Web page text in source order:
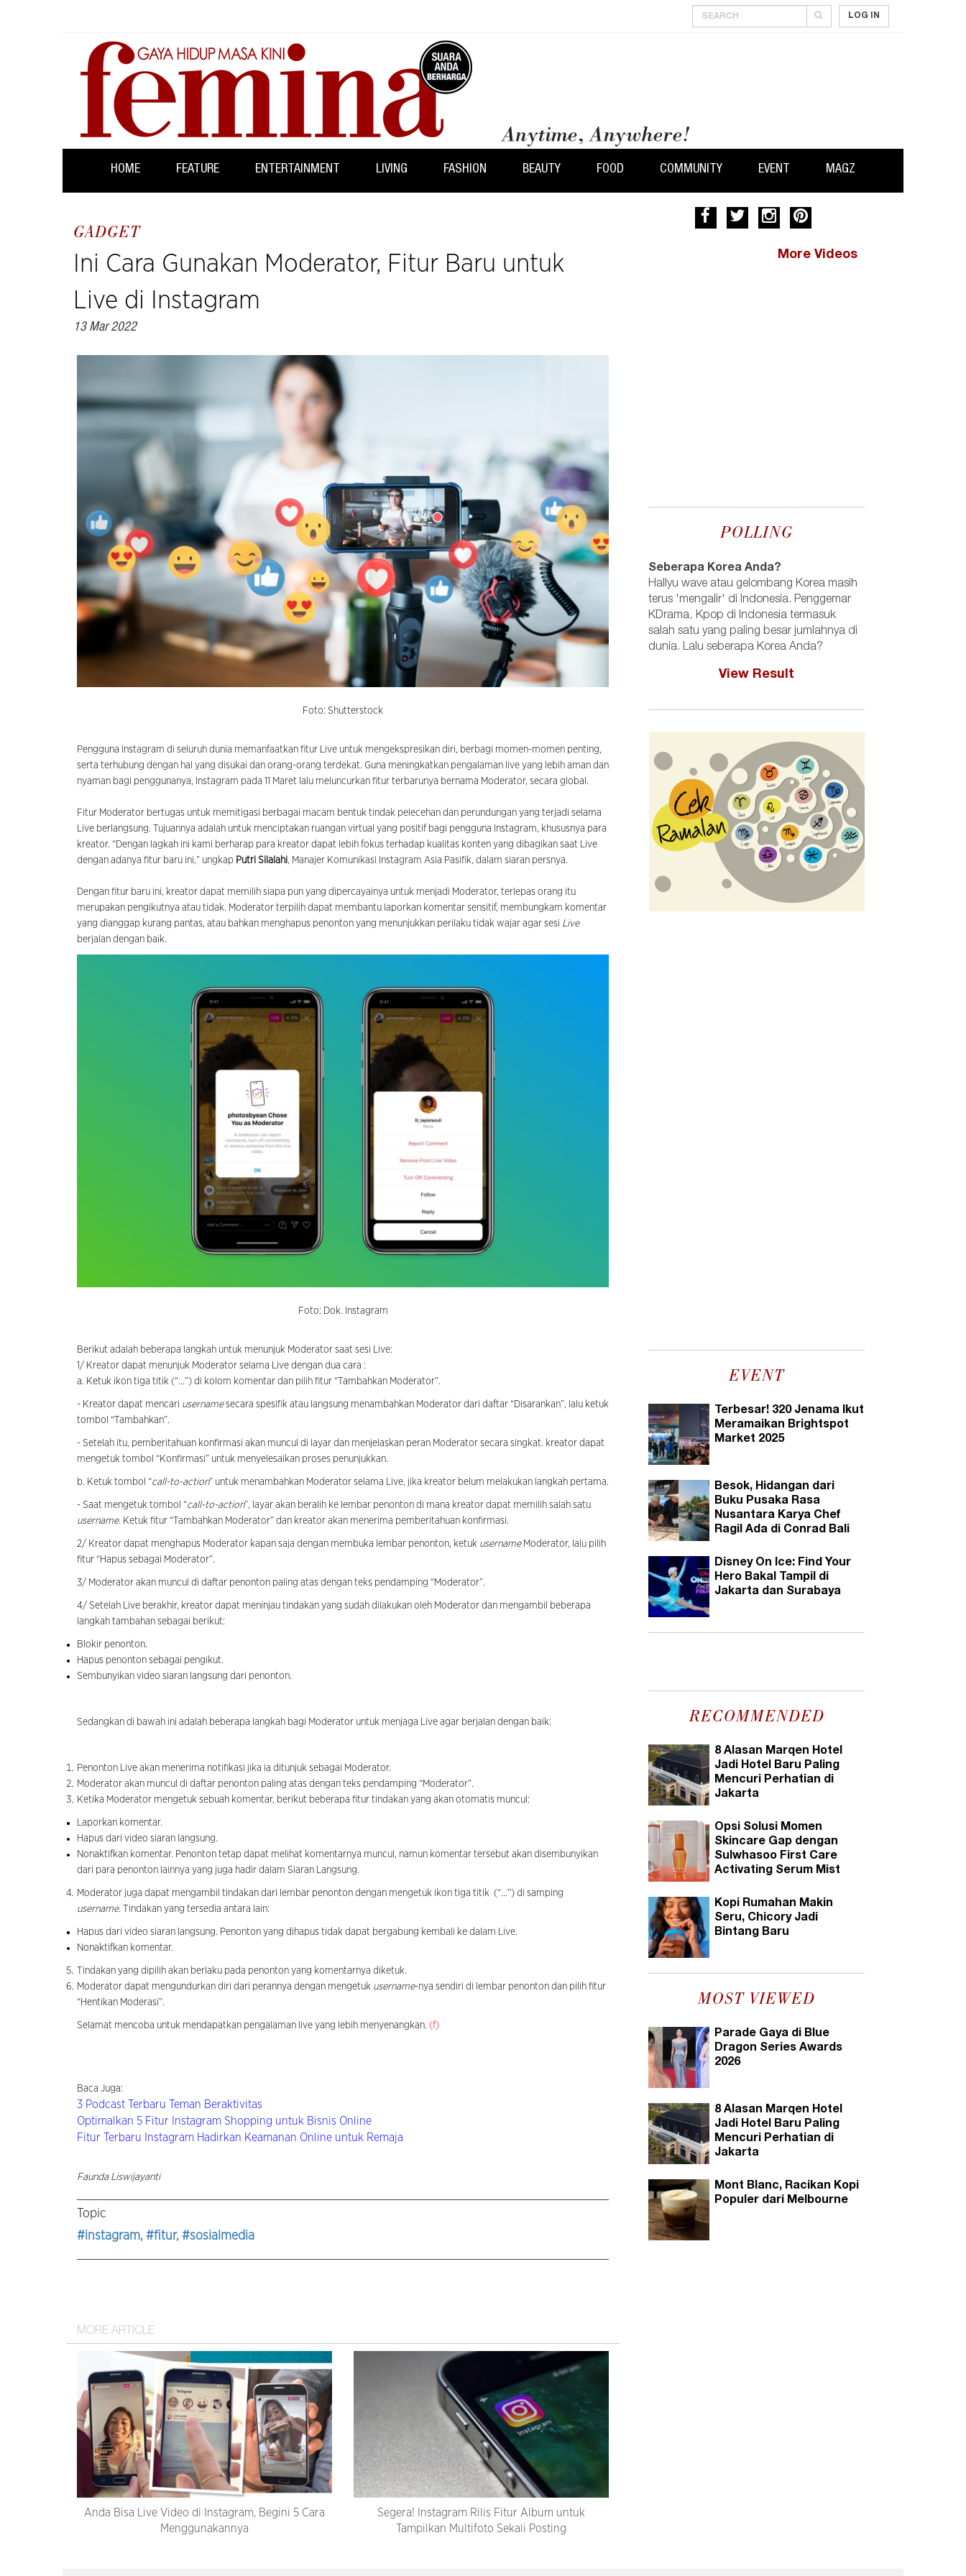
LOG IN
HOME FEATURE ENTERTAINMENT LIVING FASHION BEAUTY FOOD COMMUNITY EVENT MAGZ
GADGET
Ini Cara Gunakan Moderator, Fitur Baru untuk
Live di Instagram
13 Mar 2022
Foto: Shutterstock
Pengguna Instagram di seluruh dunia memanfaatkan fitur Live untuk mengekspresikan diri, berbagi momen-momen penting,
serta terhubung dengan hal yang disukai dan orang-orang terdekat. Guna meningkatkan pengalaman live yang lebih aman dan
nyaman bagi penggunanya, Instagram pada 11 Maret lalu meluncurkan fitur terbarunya bernama Moderator, secara global.
Fitur Moderator bertugas untuk memitigasi berbagai macam bentuk tindak pelecehan dan perundungan yang terjadi selama
Live berlangsung. Tujuannya adalah untuk menciptakan ruangan virtual yang positif bagi pengguna Instagram, khususnya para
kreator. “Dengan lagkah ini kami berharap para kreator dapat lebih fokus terhadap kualitas konten yang dibagikan saat Live
dengan adanya fitur baru ini,” ungkap Putri Silalahi, Manajer Komunikasi Instagram Asia Pasifik, dalam siaran persnya.
Dengan fitur baru ini, kreator dapat memilih siapa pun yang dipercayainya untuk menjadi Moderator, terlepas orang itu
merupakan pengikutnya atau tidak. Moderator terpilih dapat membantu laporkan komentar sensitif, membungkam komentar
yang dianggap kurang pantas, atau bahkan menghapus penonton yang menunjukkan perilaku tidak wajar agar sesi Live
berjalan dengan baik.
Foto: Dok. Instagram
Berikut adalah beberapa langkah untuk menunjuk Moderator saat sesi Live:
1/ Kreator dapat menunjuk Moderator selama Live dengan dua cara :
a. Ketuk ikon tiga titik (“...”) di kolom komentar dan pilih fitur “Tambahkan Moderator”.
- Kreator dapat mencari usernamesecara spesifik atau langsung menambahkan Moderator dari daftar “Disarankan”, lalu ketuk
tombol “Tambahkan”.
- Setelah itu, pemberitahuan konfirmasi akan muncul di layar dan menjelaskan peran Moderator secara singkat. kreator dapat
mengetuk tombol “Konfirmasi” untuk menyelesaikan proses penunjukkan.
b. Ketuk tombol “call-to-action” untuk menambahkan Moderator selama Live, jika kreator belum melakukan langkah pertama.
- Saat mengetuk tombol “call-to-action”, layar akan beralih ke lembar penonton di mana kreator dapat memilih salah satu
username. Ketuk fitur “Tambahkan Moderator” dan kreator akan menerima pemberitahuan konfirmasi.
2/ Kreator dapat menghapus Moderator kapan saja dengan membuka lembar penonton, ketuk usernameModerator, lalu pilih
fitur “Hapus sebagai Moderator”.
3/ Moderator akan muncul di daftar penonton paling atas dengan teks pendamping “Moderator”.
4/ Setelah Live berakhir, kreator dapat meninjau tindakan yang sudah dilakukan oleh Moderator dan mengambil beberapa
langkah tambahan sebagai berikut:
Blokir penonton.
Hapus penonton sebagai pengikut.
Sembunyikan video siaran langsung dari penonton.
Sedangkan di bawah ini adalah beberapa langkah bagi Moderator untuk menjaga Live agar berjalan dengan baik:
Penonton Live akan menerima notifikasi jika ia ditunjuk sebagai Moderator.
Moderator akan muncul di daftar penonton paling atas dengan teks pendamping “Moderator”.
Ketika Moderator mengetuk sebuah komentar, berikut beberapa fitur tindakan yang akan otomatis muncul:
Laporkan komentar.
Hapus dari video siaran langsung.
Nonaktifkan komentar. Penonton tetap dapat melihat komentarnya muncul, namun komentar tersebut akan disembunyikan
dari para penonton lainnya yang juga hadir dalam Siaran Langsung.
Moderator juga dapat mengambil tindakan dari lembar penonton dengan mengetuk ikon tiga titik (“...”) di samping
username. Tindakan yang tersedia antara lain:
Hapus dari video siaran langsung. Penonton yang dihapus tidak dapat bergabung kembali ke dalam Live.
Nonaktifkan komentar.
Tindakan yang dipilih akan berlaku pada penonton yang komentarnya diketuk.
Moderator dapat mengundurkan diri dari perannya dengan mengetuk username-nya sendiri di lembar penonton dan pilih fitur
“Hentikan Moderasi”.
Selamat mencoba untuk mendapatkan pengalaman live yang lebih menyenangkan. (f)
Baca Juga:
3 Podcast Terbaru Teman Beraktivitas
Optimalkan 5 Fitur Instagram Shopping untuk Bisnis Online
Fitur Terbaru Instagram Hadirkan Keamanan Online untuk Remaja
Faunda Liswijayanti
Topic
#instagram, #fitur, #sosialmedia
MORE ARTICLE
Anda Bisa Live Video di Instagram, Begini 5 Cara
Menggunakannya
Segera! Instagram Rilis Fitur Album untuk
Tampilkan Multifoto Sekali Posting
More Videos
POLLING
Seberapa Korea Anda?
Hallyu wave atau gelombang Korea masih
terus 'mengalir' di Indonesia. Penggemar
KDrama, Kpop di Indonesia termasuk
salah satu yang paling besar jumlahnya di
dunia. Lalu seberapa Korea Anda?
View Result
EVENT
Terbesar! 320 Jenama Ikut
Meramaikan Brightspot
Market 2025
Besok, Hidangan dari
Buku Pusaka Rasa
Nusantara Karya Chef
Ragil Ada di Conrad Bali
Disney On Ice: Find Your
Hero Bakal Tampil di
Jakarta dan Surabaya
RECOMMENDED
8 Alasan Marqen Hotel
Jadi Hotel Baru Paling
Mencuri Perhatian di
Jakarta
Opsi Solusi Momen
Skincare Gap dengan
Sulwhasoo First Care
Activating Serum Mist
Kopi Rumahan Makin
Seru, Chicory Jadi
Bintang Baru
MOST VIEWED
Parade Gaya di Blue
Dragon Series Awards
2026
8 Alasan Marqen Hotel
Jadi Hotel Baru Paling
Mencuri Perhatian di
Jakarta
Mont Blanc, Racikan Kopi
Populer dari Melbourne